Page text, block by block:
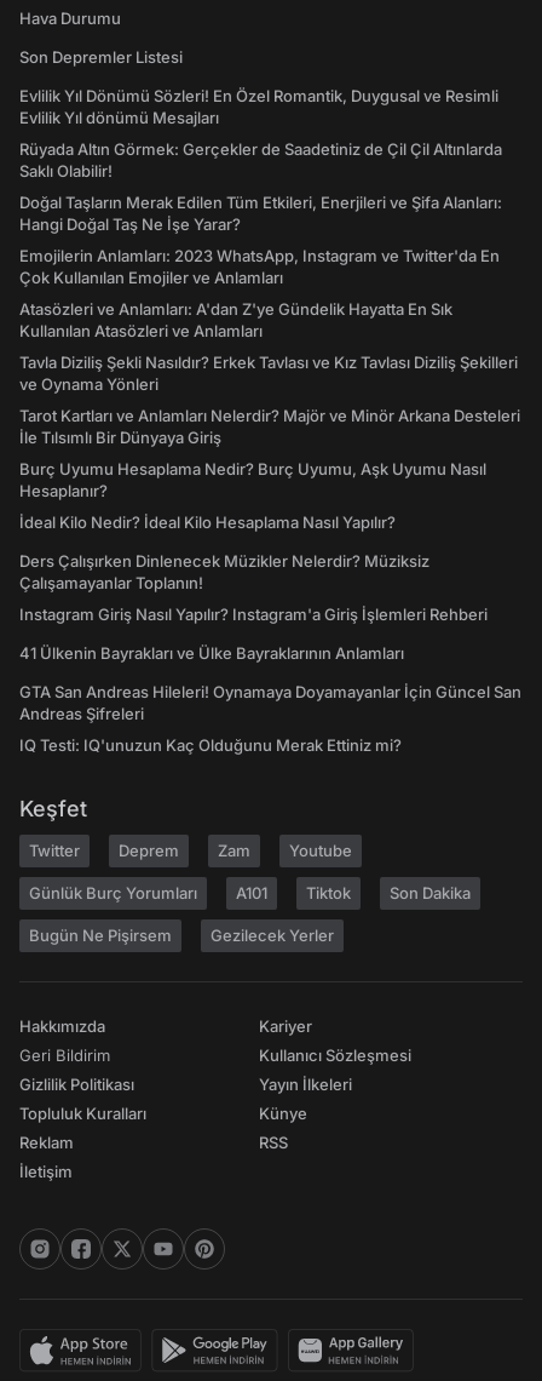
Hava Durumu
Son Depremler Listesi
Evlilik Yıl Dönümü Sözleri! En Özel Romantik, Duygusal ve Resimli
Evlilik Yıl dönümü Mesajları
Rüyada Altın Görmek: Gerçekler de Saadetiniz de Çil Çil Altınlarda
Saklı Olabilir!
Doğal Taşların Merak Edilen Tüm Etkileri, Enerjileri ve Şifa Alanları:
Hangi Doğal Taş Ne İşe Yarar?
Emojilerin Anlamları: 2023 WhatsApp, Instagram ve Twitter'da En
Çok Kullanılan Emojiler ve Anlamları
Atasözleri ve Anlamları: A'dan Z'ye Gündelik Hayatta En Sık
Kullanılan Atasözleri ve Anlamları
Tavla Diziliş Şekli Nasıldır? Erkek Tavlası ve Kız Tavlası Diziliş Şekilleri
ve Oynama Yönleri
Tarot Kartları ve Anlamları Nelerdir? Majör ve Minör Arkana Desteleri
İle Tılsımlı Bir Dünyaya Giriş
Burç Uyumu Hesaplama Nedir? Burç Uyumu, Aşk Uyumu Nasıl
Hesaplanır?
İdeal Kilo Nedir? İdeal Kilo Hesaplama Nasıl Yapılır?
Ders Çalışırken Dinlenecek Müzikler Nelerdir? Müziksiz
Çalışamayanlar Toplanın!
Instagram Giriş Nasıl Yapılır? Instagram'a Giriş İşlemleri Rehberi
41 Ülkenin Bayrakları ve Ülke Bayraklarının Anlamları
GTA San Andreas Hileleri! Oynamaya Doyamayanlar İçin Güncel San
Andreas Şifreleri
IQ Testi: IQ'unuzun Kaç Olduğunu Merak Ettiniz mi?
Keşfet
Twitter Deprem Zam Youtube
Günlük Burç Yorumları A101 Tiktok Son Dakika
Bugün Ne Pişirsem Gezilecek Yerler
Hakkımızda
Geri Bildirim
Gizlilik Politikası
Topluluk Kuralları
Reklam
İletişim
Kariyer
Kullanıcı Sözleşmesi
Yayın İlkeleri
Künye
RSS